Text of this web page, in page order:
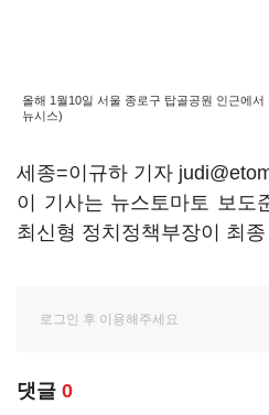
올해 1월10일 서울 종로구 탑골공원 인근에
뉴시스)
세종=이규하 기자
이 기사는 뉴스토마토 보도
최신형 정치정책부장이 최
댓글 0